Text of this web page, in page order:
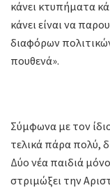
κάνει κτυπήματα
κάνει είναι να
διαφόρων
πουθενά».
Σύμφωνα με τον
τελικά πάρα πολύ,
Δύο νέα παιδιά
στριμώξει την